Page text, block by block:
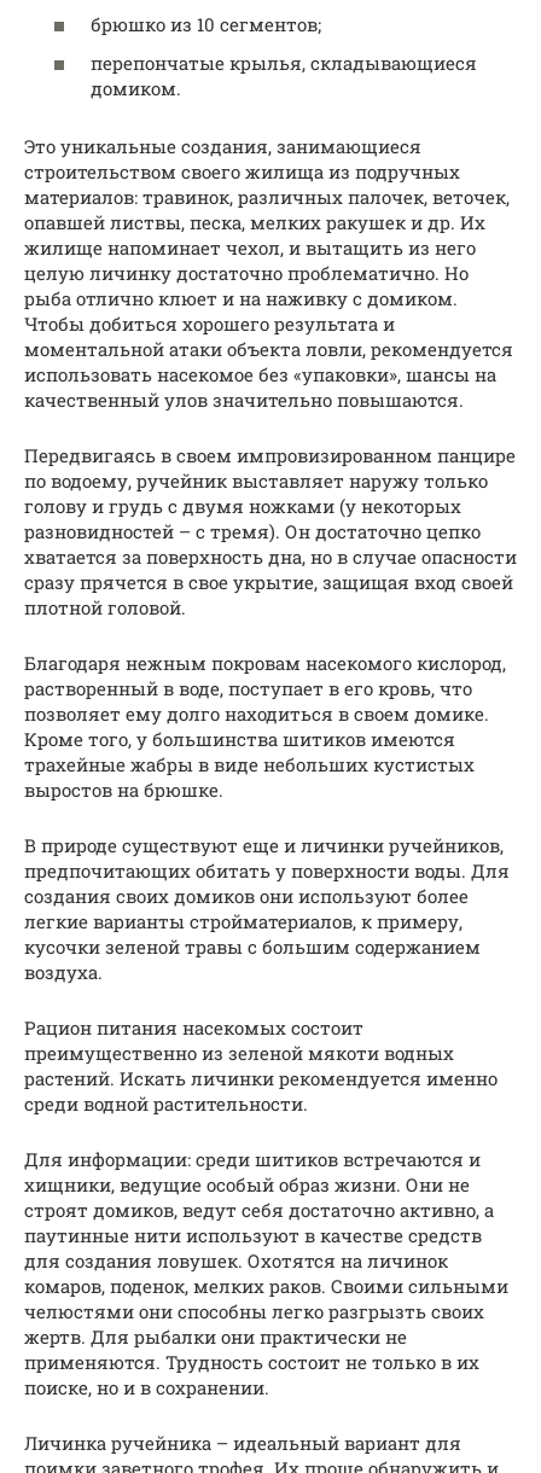
брюшко из 10 сегментов;
перепончатые крылья, складывающиеся
домиком.
Это уникальные создания, занимающиеся
строительством своего жилища из подручных
материалов: травинок, различных палочек, веточек,
опавшей листвы, песка, мелких ракушек и др. Их
жилище напоминает чехол, и вытащить из него
целую личинку достаточно проблематично. Но
рыба отлично клюет и на наживку с домиком.
Чтобы добиться хорошего результата и
моментальной атаки объекта ловли, рекомендуется
использовать насекомое без «упаковки», шансы на
качественный улов значительно повышаются.
Передвигаясь в своем импровизированном панцире
по водоему, ручейник выставляет наружу только
голову и грудь с двумя ножками (у некоторых
разновидностей – с тремя). Он достаточно цепко
хватается за поверхность дна, но в случае опасности
сразу прячется в свое укрытие, защищая вход своей
плотной головой.
Благодаря нежным покровам насекомого кислород,
растворенный в воде, поступает в его кровь, что
позволяет ему долго находиться в своем домике.
Кроме того, у большинства шитиков имеются
трахейные жабры в виде небольших кустистых
выростов на брюшке.
В природе существуют еще и личинки ручейников,
предпочитающих обитать у поверхности воды. Для
создания своих домиков они используют более
легкие варианты стройматериалов, к примеру,
кусочки зеленой травы с большим содержанием
воздуха.
Рацион питания насекомых состоит
преимущественно из зеленой мякоти водных
растений. Искать личинки рекомендуется именно
среди водной растительности.
Для информации: среди шитиков встречаются и
хищники, ведущие особый образ жизни. Они не
строят домиков, ведут себя достаточно активно, а
паутинные нити используют в качестве средств
для создания ловушек. Охотятся на личинок
комаров, поденок, мелких раков. Своими сильными
челюстями они способны легко разгрызть своих
жертв. Для рыбалки они практически не
применяются. Трудность состоит не только в их
поиске, но и в сохранении.
Личинка ручейника – идеальный вариант для
поимки заветного трофея. Их проще обнаружить и